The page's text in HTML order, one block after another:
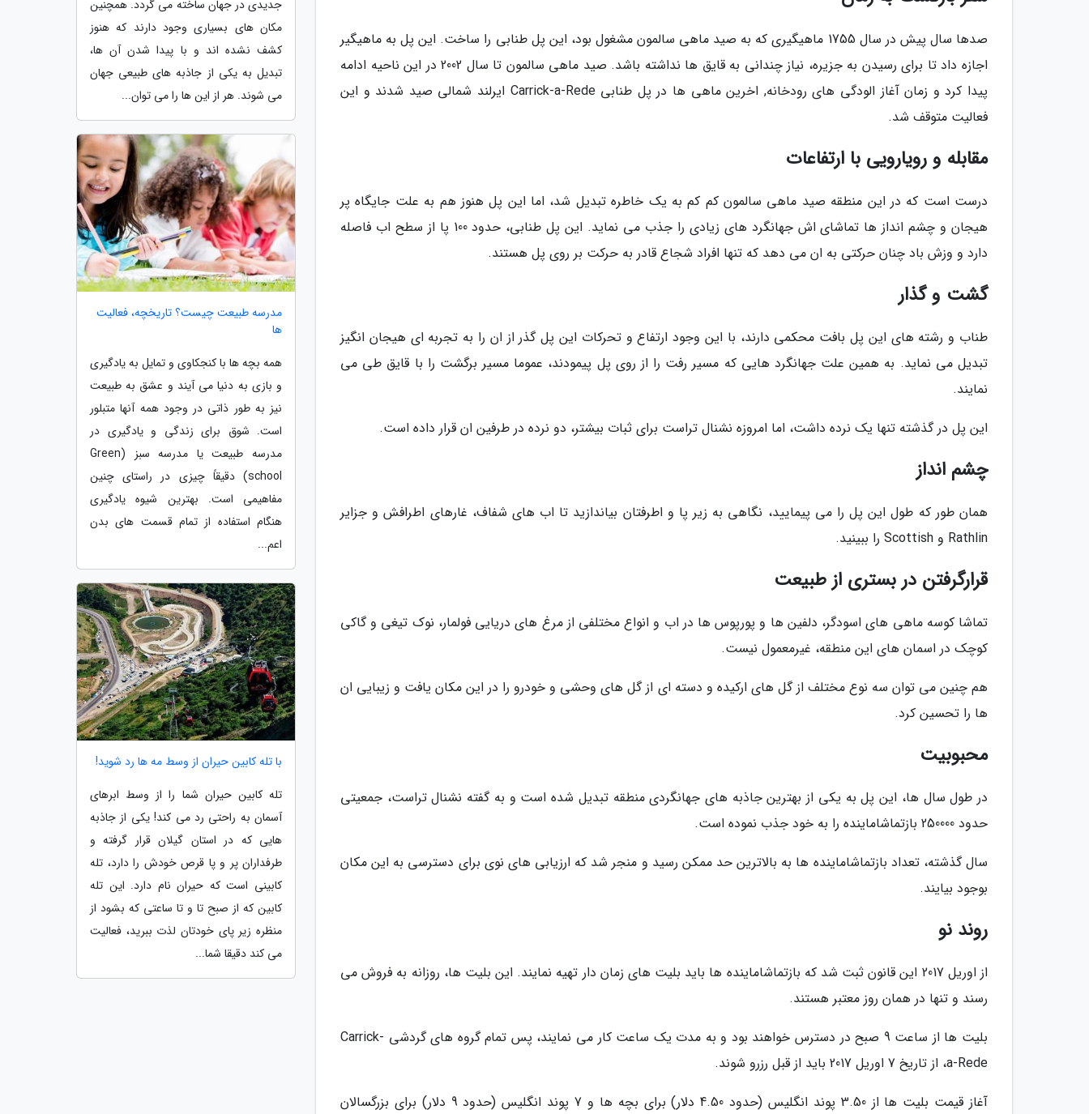
صدها سال پیش در سال 1755 ماهیگیری که به صید ماهی سالمون مشغول بود، این پل طنابی را ساخت. این پل به ماهیگیر
اجازه داد تا برای رسیدن به جزیره، نیاز چندانی به قایق ها نداشته باشد. صید ماهی سالمون تا سال 2002 در این ناحیه ادامه
پیدا کرد و زمان آغاز الودگی های رودخانه, اخرین ماهی ها در پل طنابی Carrick-a-Rede ایرلند شمالی صید شدند و این
فعالیت متوقف شد.
مقابله و رویارویی با ارتفاعات
درست است که در این منطقه صید ماهی سالمون کم کم به یک خاطره تبدیل شد، اما این پل هنوز هم به علت جایگاه پر
هیجان و چشم انداز ها تماشای اش جهانگرد های زیادی را جذب می نماید. این پل طنابی، حدود 100 پا از سطح اب فاصله
دارد و وزش باد چنان حرکتی به ان می دهد که تنها افراد شجاع قادر به حرکت بر روی پل هستند.
گشت و گذار
طناب و رشته های این پل بافت محکمی دارند، با این وجود ارتفاع و تحرکات این پل گذر از ان را به تجربه ای هیجان انگیز
تبدیل می نماید. به همین علت جهانگرد هایی که مسیر رفت را از روی پل پیمودند، عموما مسیر برگشت را با قایق طی می
نمایند.
این پل در گذشته تنها یک نرده داشت، اما امروزه نشنال تراست برای ثبات بیشتر، دو نرده در طرفین ان قرار داده است.
چشم انداز
همان طور که طول این پل را می پیمایید، نگاهی به زیر پا و اطرفتان بیاندازید تا اب های شفاف، غارهای اطرافش و جزایر
Rathlin و Scottish را ببینید.
قرارگرفتن در بستری از طبیعت
تماشا کوسه ماهی های اسودگر، دلفین ها و پورپوس ها در اب و انواع مختلفی از مرغ های دریایی فولمار، نوک تیغی و گاکی
کوچک در اسمان های این منطقه، غیرمعمول نیست.
هم چنین می توان سه نوع مختلف از گل های ارکیده و دسته ای از گل های وحشی و خودرو را در این مکان یافت و زیبایی ان
ها را تحسین کرد.
محبوبیت
در طول سال ها، این پل به یکی از بهترین جاذبه های جهانگردی منطقه تبدیل شده است و به گفته نشنال تراست، جمعیتی
حدود 250000 بازتماشاماینده را به خود جذب نموده است.
سال گذشته، تعداد بازتماشاماینده ها به بالاترین حد ممکن رسید و منجر شد که ارزیابی های نوی برای دسترسی به این مکان
بوجود بیایند.
روند نو
از اوریل 2017 این قانون ثبت شد که بازتماشاماینده ها باید بلیت های زمان دار تهیه نمایند. این بلیت ها، روزانه به فروش می
رسند و تنها در همان روز معتبر هستند.
بلیت ها از ساعت 9 صبح در دسترس خواهند بود و به مدت یک ساعت کار می نمایند، پس تمام گروه های گردشی Carrick-
a-Rede، از تاریخ 7 اوریل 2017 باید از قبل رزرو شوند.
آغاز قیمت بلیت ها از 3.50 پوند انگلیس (حدود 4.50 دلار) برای بچه ها و 7 پوند انگلیس (حدود 9 دلار) برای بزرگسالان
جدیدی در جهان ساخته می گردد. همچنین
مکان های بسیاری وجود دارند که هنوز
کشف نشده اند و با پیدا شدن آن ها،
تبدیل به یکی از جاذبه های طبیعی جهان
می شوند. هر از این ها را می توان...
مدرسه طبیعت چیست؟ تاریخچه، فعالیت
ها
همه بچه ها با کنجکاوی و تمایل به یادگیری
و بازی به دنیا می آیند و عشق به طبیعت
نیز به طور ذاتی در وجود همه آنها متبلور
است. شوق برای زندگی و یادگیری در
مدرسه طبیعت یا مدرسه سبز (Green
school) دقیقاً چیزی در راستای چنین
مفاهیمی است. بهترین شیوه یادگیری
هنگام استفاده از تمام قسمت های بدن
اعم...
با تله کابین حیران از وسط مه ها رد شوید!
تله کابین حیران شما را از وسط ابرهای
آسمان به راحتی رد می کند! یکی از جاذبه
هایی که در استان گیلان قرار گرفته و
طرفداران پر و پا قرص خودش را دارد، تله
کابینی است که حیران نام دارد. این تله
کابین که از صبح تا و تا ساعتی که بشود از
منظره زیر پای خودتان لذت ببرید، فعالیت
می کند دقیقا شما...